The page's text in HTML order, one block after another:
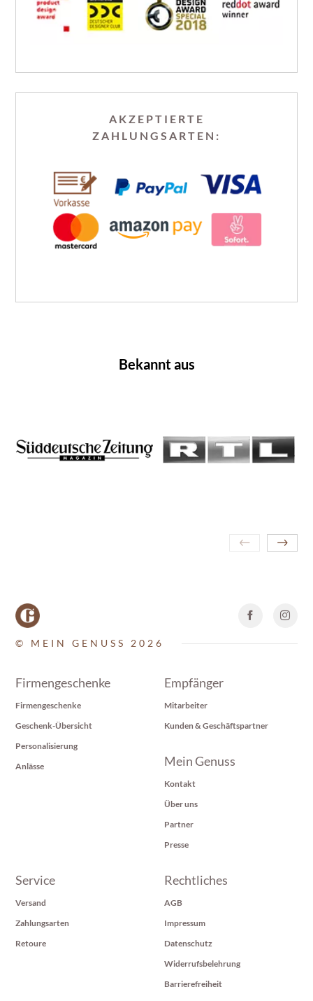
AKZEPTIERTE
ZAHLUNGSARTEN:
Bekannt aus
© MEIN GENUSS 2026
Firmengeschenke
Firmengeschenke
Geschenk-Übersicht
Personalisierung
Anlässe
Empfänger
Mitarbeiter
Kunden & Geschäftspartner
Mein Genuss
Kontakt
Über uns
Partner
Presse
Service
Versand
Zahlungsarten
Retoure
Rechtliches
AGB
Impressum
Datenschutz
Widerrufsbelehrung
Barrierefreiheit